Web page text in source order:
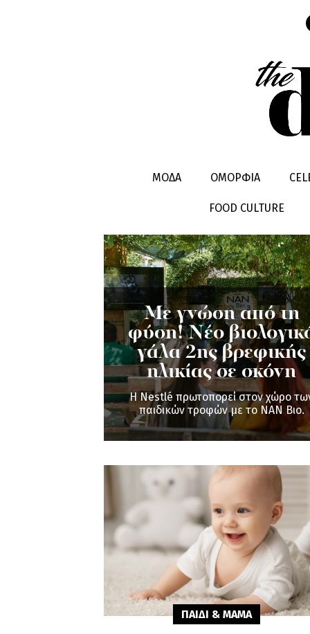
ΜΟΔΑ ΟΜΟΡΦΙΑ
FOOD CULTURE
ΜΩΡΟ
Με γνώση από τη
φύση! Νέο
γάλα 2ης βρεφικής
ηλικίας σε σκόνη
Η Nestlé πρωτοπορεί στον χώρο
παιδικών τροφών με το ΝΑΝ Βιο.
ΠΑΙΔΙ & ΜΑΜA